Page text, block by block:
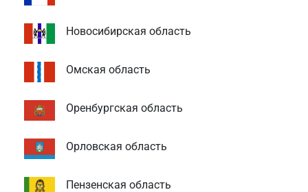
Новосибирская область
Омская область
Оренбургская область
Орловская область
Пензенская область